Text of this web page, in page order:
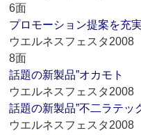
6面
プロモーション提案を充
ウエルネスフェスタ2008
8面
話題の新製品”オカモト
ウエルネスフェスタ2008
話題の新製品”不二ラテッ
ウエルネスフェスタ2008